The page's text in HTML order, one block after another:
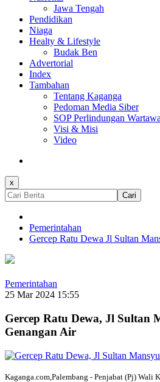
Jawa Tengah
Pendidikan
Niaga
Healty & Lifestyle
Budak Ben
Advertorial
Index
Tambahan
Tentang Kaganga
Pedoman Media Siber
SOP Perlindungan
Visi & Misi
Video
x
Cari
Pemerintahan
Gercep Ratu Dewa Jl Sultan
Pemerintahan
25 Mar 2024 15:55
Gercep Ratu Dewa, Jl Sultan
Genangan Air
Kaganga.com,Palembang - Penjabat (Pj) Wali